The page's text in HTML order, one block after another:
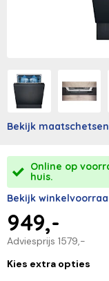
Bekijk maatschetsen
Online op
huis.
Bekijk
Adviesprijs 1579,-
949,-
Kies extra opties